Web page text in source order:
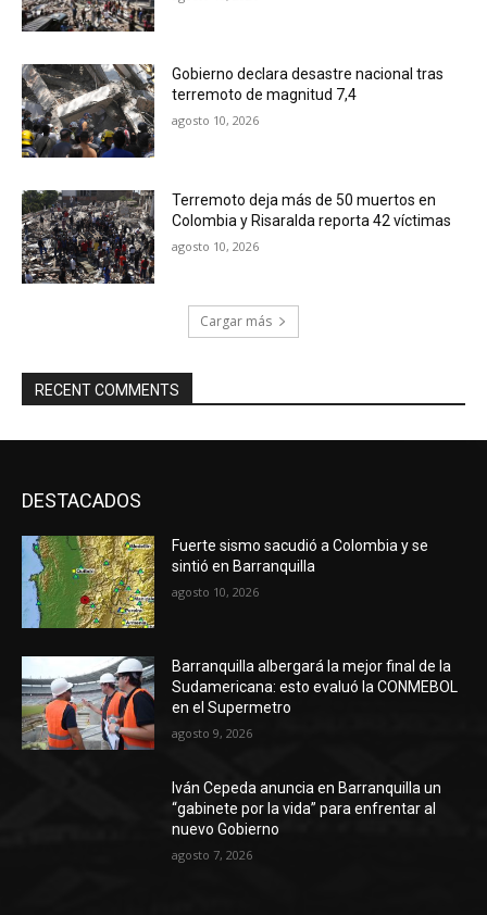
Gobierno declara desastre nacional tras
terremoto de magnitud 7,4
agosto 10, 2026
Terremoto deja más de 50 muertos en
Colombia y Risaralda reporta 42 víctimas
agosto 10, 2026
Cargar más
RECENT COMMENTS
DESTACADOS
Fuerte sismo sacudió a Colombia y se
sintió en Barranquilla
agosto 10, 2026
Barranquilla albergará la mejor final de la
Sudamericana: esto evaluó la CONMEBOL
en el Supermetro
agosto 9, 2026
Iván Cepeda anuncia en Barranquilla un
“gabinete por la vida” para enfrentar al
nuevo Gobierno
agosto 7, 2026